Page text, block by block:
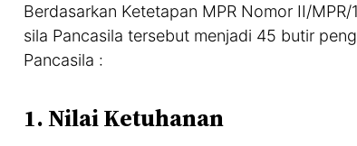
Berdasarkan Ketetapan MPR Nomor II/
sila Pancasila tersebut menjadi 45 butir
Pancasila :
1.Nilai Ketuhanan